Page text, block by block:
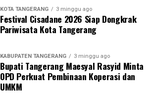
KOTA TANGERANG 3 minggu ago
Festival Cisadane 2026 Siap Dongkrak
Pariwisata Kota Tangerang
KABUPATEN TANGERANG 3 minggu ago
Bupati Tangerang Maesyal Rasyid Minta
OPD Perkuat Pembinaan Koperasi dan
UMKM